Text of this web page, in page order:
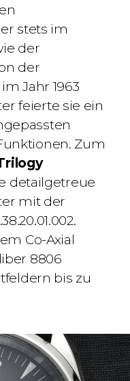
stets im
der
der
Jahr 1963
feierte sie ein
Zum
detailgetreue
mit der
Co-Axial
8806
bis zu